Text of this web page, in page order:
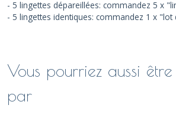
- 5 lingettes dépareillées: commandez 5 x
- 5 lingettes identiques: commandez 1 x "lot
Vous pourriez aussi être
par